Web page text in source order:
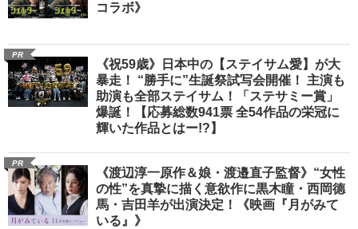
コラボ》
PR
《祝59歳》日本中の【ステイサム愛】が大
暴走！ “勝手に”生誕祭試写会開催！ 主演も
助演も全部ステイサム！「ステサミー賞」
爆誕！【応募総数941票 全54作品の栄冠に
輝いた作品とはー!?】
PR
《渡辺淳一原作＆娘・渡邉直子監督》“女性
の性”を真摯に描く意欲作に黒木瞳・西岡德
馬・吉田羊が出演決定！《映画『月がみて
いる』》